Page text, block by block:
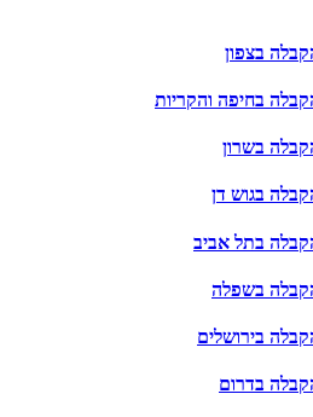
בצפון
בחיפה והקריות
בשרון
בגוש דן
בתל אביב
בשפלה
בירושלים
בדרום